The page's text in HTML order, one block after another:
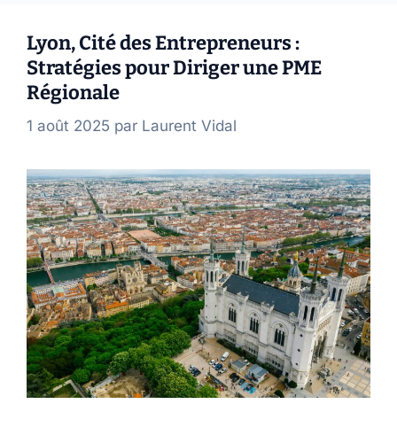
Lyon, Cité des Entrepreneurs :
Stratégies pour Diriger une PME
Régionale
1 août 2025 par Laurent Vidal